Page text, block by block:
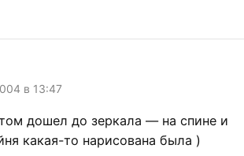
в 13:47
дошел до зеркала — на спине и
какая-то нарисована была )